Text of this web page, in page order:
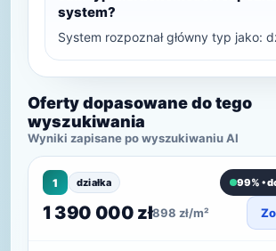
system?
System rozpoznał główny typ jako:
Oferty dopasowane do tego
wyszukiwania
Wyniki zapisane po wyszukiwaniu AI
1 działka 99% •
1 390 000 zł898 zł/m²